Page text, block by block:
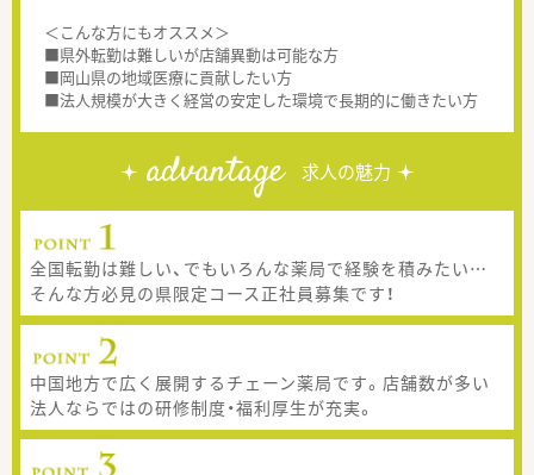
＜こんな方にもオススメ＞
■県外転勤は難しいが店舗異動は可能な方
■岡山県の地域医療に貢献したい方
■法人規模が大きく経営の安定した環境で長期的に働きたい方
advantage 求人の魅力
全国転勤は難しい、でもいろんな薬局で経験を積みたい…
そんな方必見の県限定コース正社員募集です！
中国地方で広く展開するチェーン薬局です。店舗数が多い
法人ならではの研修制度・福利厚生が充実。